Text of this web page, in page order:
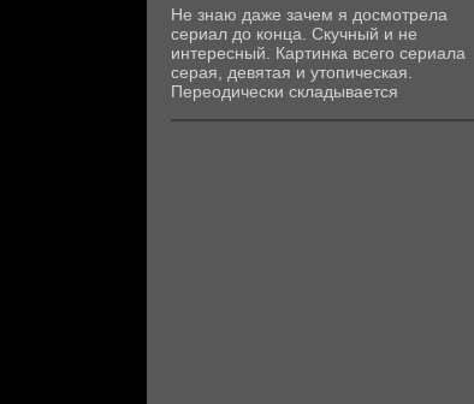
Не знаю даже зачем я досмотрела
сериал до конца. Скучный и не
интересный. Картинка всего сериала
серая, девятая и утопическая.
Переодически складывается